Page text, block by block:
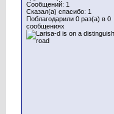
Сообщений: 1
Сказал(а) спасибо: 1
Поблагодарили 0 раз(а) в 0
сообщениях